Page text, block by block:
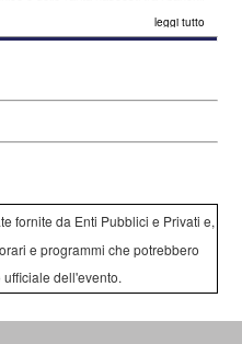
leggi tutto
fornite da Enti Pubblici e Privati e,
e programmi che potrebbero
dell'evento.